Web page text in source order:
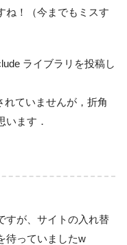
ね！（今までもミスす
ライブラリを投稿し
れていませんが，折角
います．
すが、サイトの入れ替
待っていましたw